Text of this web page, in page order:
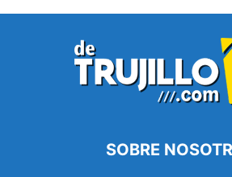
SOBRE